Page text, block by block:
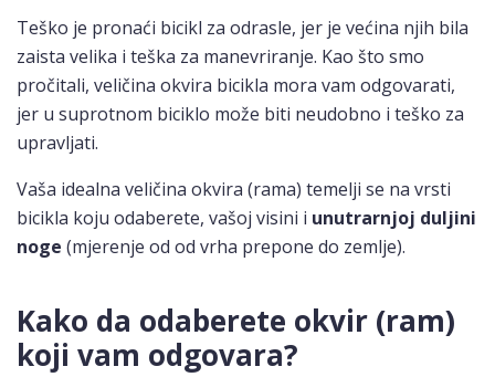
Teško je pronaći bicikl za odrasle, jer je većina njih bila
zaista velika i teška za manevriranje. Kao što smo
pročitali, veličina okvira bicikla mora vam odgovarati,
jer u suprotnom biciklo može biti neudobno i teško za
upravljati.
Vaša idealna veličina okvira (rama) temelji se na vrsti
bicikla koju odaberete, vašoj visini i unutrarnjoj duljini
noge (mjerenje od od vrha prepone do zemlje).
Kako da odaberete okvir (ram)
koji vam odgovara?